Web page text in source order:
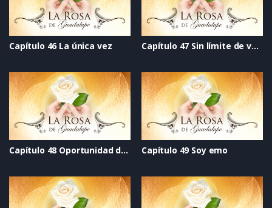
Capítulo 46 La única vez Capítulo 47 Sin límite de velocidad
Capítulo 48 Oportunidad de vivir Capítulo 49 Soy emo